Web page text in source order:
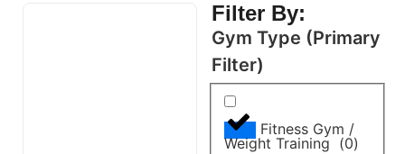
Filter By:
Gym Type (Primary
Filter)
Fitness Gym /
Weight Training (0)